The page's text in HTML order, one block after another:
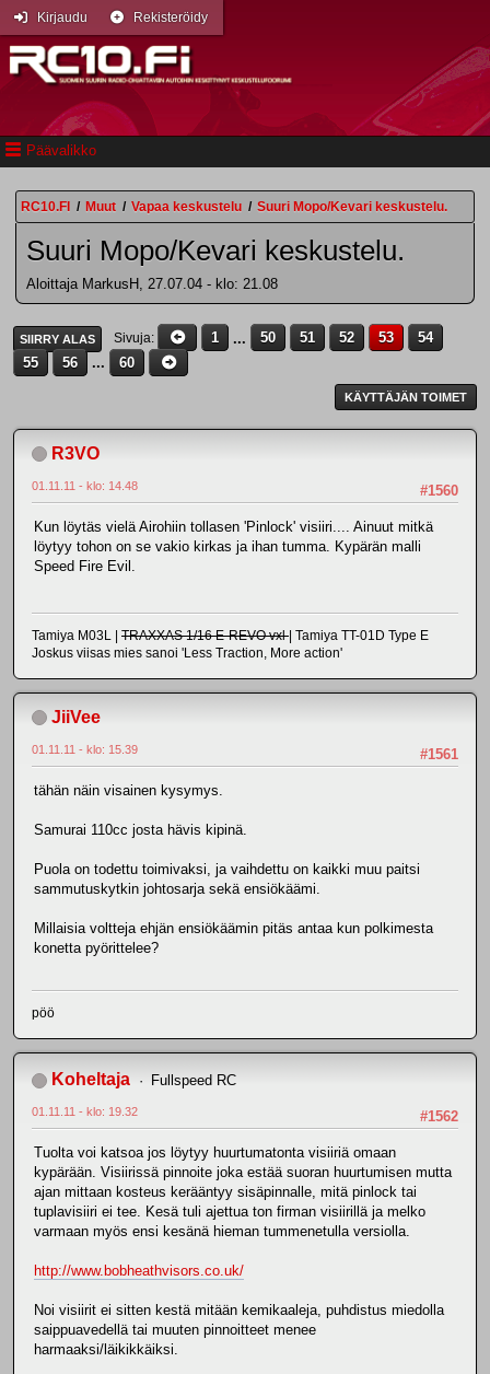
Päävalikko
Kirjaudu Rekisteröidy
RC10.FI / Muut / Vapaa keskustelu / Suuri Mopo/Kevari keskustelu.
Suuri Mopo/Kevari keskustelu.
Aloittaja MarkusH, 27.07.04 - klo: 21.08
SIIRRY ALAS Sivuja 1 ... 50 51 52 53
54
55
56 ... 60
KÄYTTÄJÄN TOIMET
R3VO
#1560
01.11.11 - klo: 14.48
Kun löytäs vielä Airohiin tollasen 'Pinlock' visiiri.... Ainuut mitkä
löytyy tohon on se vakio kirkas ja ihan tumma. Kypärän malli
Speed Fire Evil.
Tamiya M03L | TRAXXAS 1/16 E-REVO vxl| Tamiya TT-01D Type E
Joskus viisas mies sanoi 'Less Traction, More action'
JiiVee
#1561
01.11.11 - klo: 15.39
tähän näin visainen kysymys.
Samurai 110cc josta hävis kipinä.
Puola on todettu toimivaksi, ja vaihdettu on kaikki muu paitsi
sammutuskytkin johtosarja sekä ensiökäämi.
Millaisia voltteja ehjän ensiökäämin pitäs antaa kun polkimesta
konetta pyörittelee?
pöö
Koheltaja Fullspeed RC
#1562
01.11.11 - klo: 19.32
Tuolta voi katsoa jos löytyy huurtumatonta visiiriä omaan
kypärään. Visiirissä pinnoite joka estää suoran huurtumisen mutta
ajan mittaan kosteus kerääntyy sisäpinnalle, mitä pinlock tai
tuplavisiiri ei tee. Kesä tuli ajettua ton firman visiirillä ja melko
varmaan myös ensi kesänä hieman tummenetulla versiolla.
http://www.bobheathvisors.co.uk/
Noi visiirit ei sitten kestä mitään kemikaaleja, puhdistus miedolla
saippuavedellä tai muuten pinnoitteet menee
harmaaksi/läikikkäiksi.